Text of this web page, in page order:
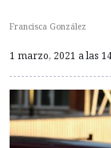
Francisca González
1 marzo, 2021 a las